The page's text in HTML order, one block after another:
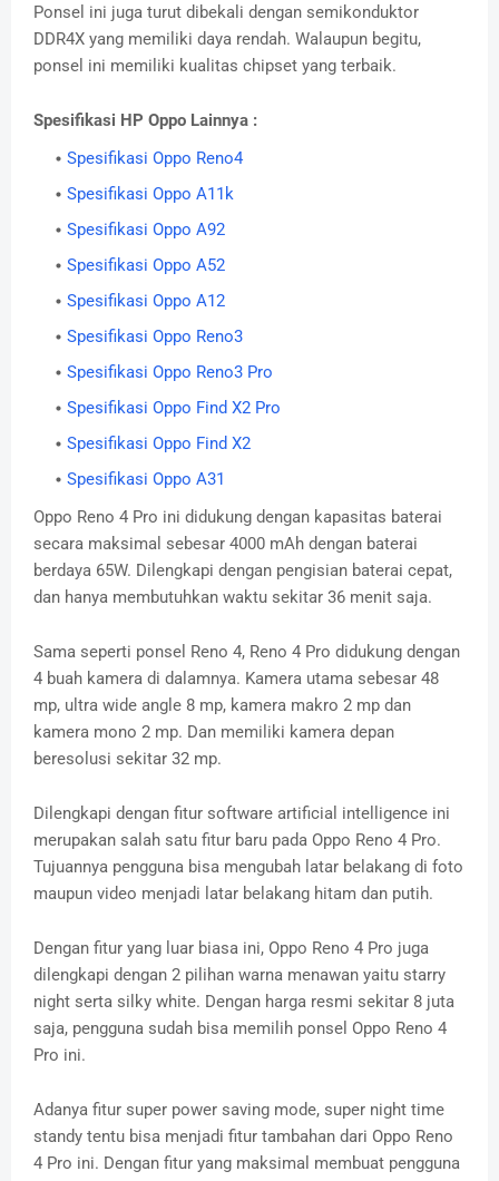
Ponsel ini juga turut dibekali dengan semikonduktor
DDR4X yang memiliki daya rendah. Walaupun begitu,
ponsel ini memiliki kualitas chipset yang terbaik.
Spesifikasi HP Oppo Lainnya :
Spesifikasi Oppo Reno4
Spesifikasi Oppo A11k
Spesifikasi Oppo A92
Spesifikasi Oppo A52
Spesifikasi Oppo A12
Spesifikasi Oppo Reno3
Spesifikasi Oppo Reno3 Pro
Spesifikasi Oppo Find X2 Pro
Spesifikasi Oppo Find X2
Spesifikasi Oppo A31
Oppo Reno 4 Pro ini didukung dengan kapasitas baterai
secara maksimal sebesar 4000 mAh dengan baterai
berdaya 65W. Dilengkapi dengan pengisian baterai cepat,
dan hanya membutuhkan waktu sekitar 36 menit saja.
Sama seperti ponsel Reno 4, Reno 4 Pro didukung dengan
4 buah kamera di dalamnya. Kamera utama sebesar 48
mp, ultra wide angle 8 mp, kamera makro 2 mp dan
kamera mono 2 mp. Dan memiliki kamera depan
beresolusi sekitar 32 mp.
Dilengkapi dengan fitur software artificial intelligence ini
merupakan salah satu fitur baru pada Oppo Reno 4 Pro.
Tujuannya pengguna bisa mengubah latar belakang di foto
maupun video menjadi latar belakang hitam dan putih.
Dengan fitur yang luar biasa ini, Oppo Reno 4 Pro juga
dilengkapi dengan 2 pilihan warna menawan yaitu starry
night serta silky white. Dengan harga resmi sekitar 8 juta
saja, pengguna sudah bisa memilih ponsel Oppo Reno 4
Pro ini.
Adanya fitur super power saving mode, super night time
standy tentu bisa menjadi fitur tambahan dari Oppo Reno
4 Pro ini. Dengan fitur yang maksimal membuat pengguna